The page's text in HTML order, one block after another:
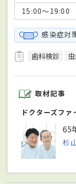
15:00～19:00
感染症対
歯科検診
取材記事
ドクターズファ
65
杉